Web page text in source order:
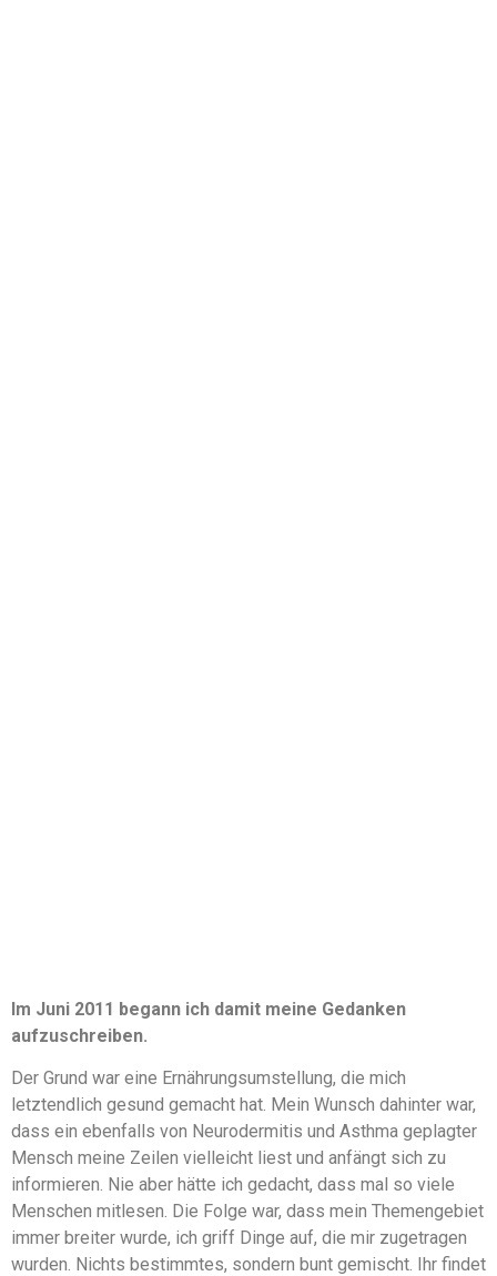
Im Juni 2011 begann ich damit meine Gedanken
aufzuschreiben.
Der Grund war eine Ernährungsumstellung, die mich
letztendlich gesund gemacht hat. Mein Wunsch dahinter war,
dass ein ebenfalls von Neurodermitis und Asthma geplagter
Mensch meine Zeilen vielleicht liest und anfängt sich zu
informieren. Nie aber hätte ich gedacht, dass mal so viele
Menschen mitlesen. Die Folge war, dass mein Themengebiet
immer breiter wurde, ich griff Dinge auf, die mir zugetragen
wurden. Nichts bestimmtes, sondern bunt gemischt. Ihr findet